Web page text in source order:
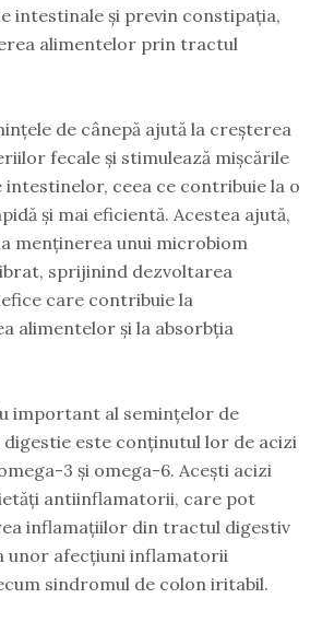
intestinale și previn constipația,
alimentelor prin tractul
de cânepă ajută la creșterea
fecale și stimulează mișcările
ceea ce contribuie la o
și mai eficientă. Acestea ajută,
menținerea unui microbiom
sprijinind dezvoltarea
care contribuie la
alimentelor și la absorbția
important al semințelor de
este conținutul lor de acizi
3 și omega-6. Acești acizi
antiinflamatorii, care pot
inflamațiilor din tractul digestiv
unor afecțiuni inflamatorii
sindromul de colon iritabil.